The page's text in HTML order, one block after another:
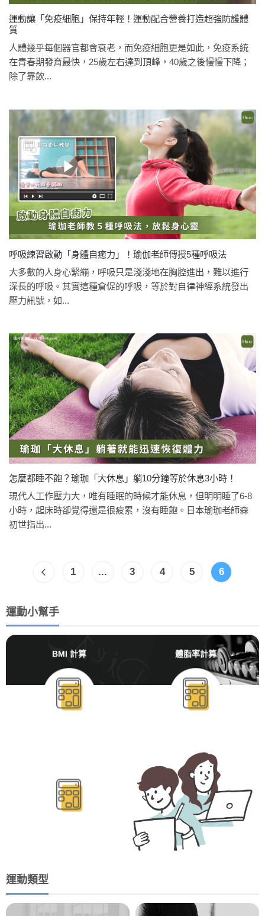
運動讓「免疫細胞」保持年輕！運動配合營養打造超強防護體
質
人體幾乎每個器官都會衰老，而免疫細胞更是如此，免疫系統
在青春期發育最快，25歲左右達到頂峰，40歲之後慢慢下降；
除了靠飲...
呼吸練習啟動「身體自癒力」！瑜伽老師傳授5種呼吸法
大多數的人身心緊繃，呼吸只是淺淺地在胸腔進出，難以進行
深長的呼吸。其實這種倉促的呼吸，等於對自律神經系統發出
壓力訊號，如...
怎麼都睡不飽？瑜珈「大休息」躺10分鐘等於休息3小時！
現代人工作壓力大，唯有睡眠的時候才能休息，但明明睡了6-8
小時，起床時卻覺得還是很疲累，沒有睡飽。日本瑜珈老師森
初世指出...
1 ... 3 4 5 6
運動小幫手
BMI 計算 體脂率計算
運動類型